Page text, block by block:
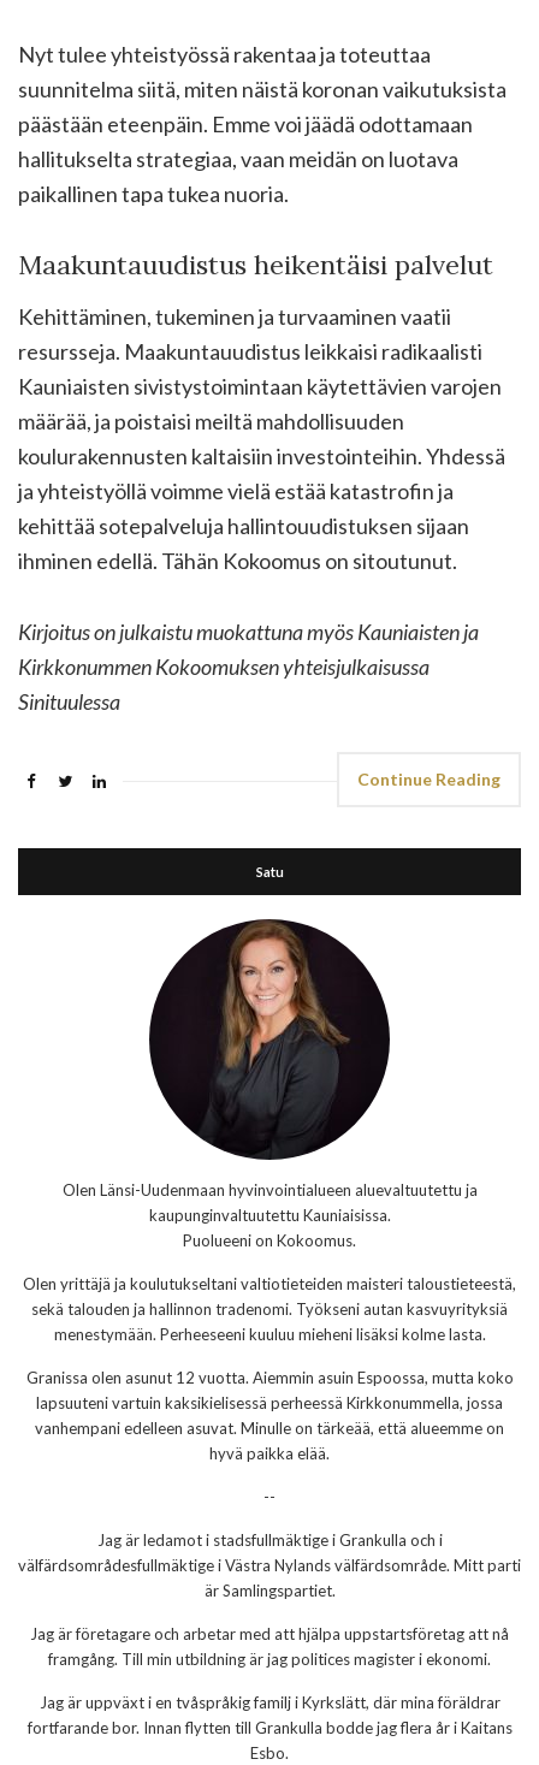
Nyt tulee yhteistyössä rakentaa ja toteuttaa
suunnitelma siitä, miten näistä koronan vaikutuksista
päästään eteenpäin. Emme voi jäädä odottamaan
hallitukselta strategiaa, vaan meidän on luotava
paikallinen tapa tukea nuoria.
Maakuntauudistus heikentäisi palvelut
Kehittäminen, tukeminen ja turvaaminen vaatii
resursseja. Maakuntauudistus leikkaisi radikaalisti
Kauniaisten sivistystoimintaan käytettävien varojen
määrää, ja poistaisi meiltä mahdollisuuden
koulurakennusten kaltaisiin investointeihin. Yhdessä
ja yhteistyöllä voimme vielä estää katastrofin ja
kehittää sotepalveluja hallintouudistuksen sijaan
ihminen edellä. Tähän Kokoomus on sitoutunut.
Kirjoitus on julkaistu muokattuna myös Kauniaisten ja
Kirkkonummen Kokoomuksen yhteisjulkaisussa
Sinituulessa
Continue Reading
Satu
Olen Länsi-Uudenmaan hyvinvointialueen aluevaltuutettu ja
kaupunginvaltuutettu Kauniaisissa.
Puolueeni on Kokoomus.
Olen yrittäjä ja koulutukseltani valtiotieteiden maisteri taloustieteestä,
sekä talouden ja hallinnon tradenomi. Työkseni autan kasvuyrityksiä
menestymään. Perheeseeni kuuluu mieheni lisäksi kolme lasta.
Granissa olen asunut 12 vuotta. Aiemmin asuin Espoossa, mutta koko
lapsuuteni vartuin kaksikielisessä perheessä Kirkkonummella, jossa
vanhempani edelleen asuvat. Minulle on tärkeää, että alueemme on
hyvä paikka elää.
--
Jag är ledamot i stadsfullmäktige i Grankulla och i
välfärdsområdesfullmäktige i Västra Nylands välfärdsområde. Mitt parti
är Samlingspartiet.
Jag är företagare och arbetar med att hjälpa uppstartsföretag att nå
framgång. Till min utbildning är jag politices magister i ekonomi.
Jag är uppväxt i en tvåspråkig familj i Kyrkslätt, där mina föräldrar
fortfarande bor. Innan flytten till Grankulla bodde jag flera år i Kaitans
Esbo.